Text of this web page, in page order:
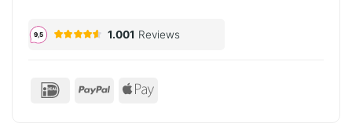
IDeal PayPal Apple